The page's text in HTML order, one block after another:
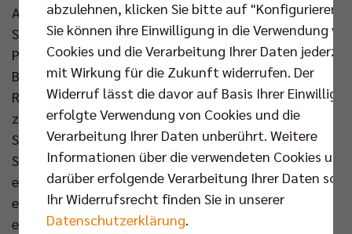
Aufschlagserie eröffnete Johannes Tille den ersten
Satz (5:0) und schnell konnte der amtierende
Pokalsieger den Vorsprung ausbauen (8:1). Auf
Berliner Seite lief alles, wie erhofft, und so gelang es
Ruben Schott und seinem Team die Führung weiter
zu festigen (16:6), woraufhin Gästetrainer Patrick
Steuerwald seine zweite Auszeit nahm. Zum
Satzende wurde Djifa Amedegnato für Tille
eingewechselt (21:11) und überzeugte direkt, indem
er Tobias Krick über die Mitte einsetzte (22:11). Den
ersten Satzball verzog der Kapitän der Berliner ins
abzulehnen, klicken Sie bitte auf "Konfigurieren".
Sie können ihre Einwilligung in die Verwendung
Cookies und die Verarbeitung Ihrer Daten
mit Wirkung für die Zukunft widerrufen. Der
Widerruf lässt die davor auf Basis Ihrer
erfolgte Verwendung von Cookies und die
Verarbeitung Ihrer Daten unberührt. Weitere
Informationen über die verwendeten Cookies und
darüber erfolgende Verarbeitung Ihrer Daten
Ihr Widerrufsrecht finden Sie in unserer
Datenschutzerklärung.